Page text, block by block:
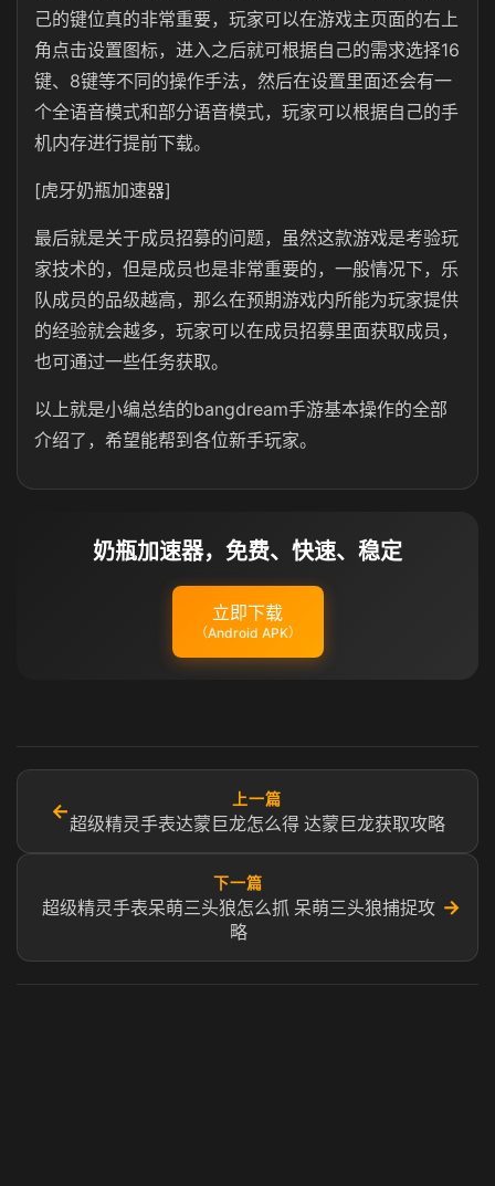
己的键位真的非常重要，玩家可以在游戏主页面的右上
角点击设置图标，进入之后就可根据自己的需求选择16
键、8键等不同的操作手法，然后在设置里面还会有一
个全语音模式和部分语音模式，玩家可以根据自己的手
机内存进行提前下载。
[虎牙奶瓶加速器]
最后就是关于成员招募的问题，虽然这款游戏是考验玩
家技术的，但是成员也是非常重要的，一般情况下，乐
队成员的品级越高，那么在预期游戏内所能为玩家提供
的经验就会越多，玩家可以在成员招募里面获取成员，
也可通过一些任务获取。
以上就是小编总结的bangdream手游基本操作的全部
介绍了，希望能帮到各位新手玩家。
奶瓶加速器，免费、快速、稳定
立即下载
（Android APK）
←
上一篇
超级精灵手表达蒙巨龙怎么得 达蒙巨龙获取攻略
下一篇
超级精灵手表呆萌三头狼怎么抓 呆萌三头狼捕捉攻
略
→